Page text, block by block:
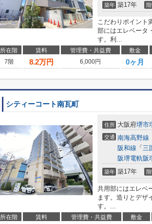
築年 築17年
こだわりポイント
部にはエレベータ
す。利...
所在階 賃料 管理費・共益費 敷金
7階
8.2万円 6,000円 0ヶ月
シティーコート南瓦町
住所 大阪府堺市
交通 南海高野線
阪和線 「 三
阪堺電軌阪
築年 築17年
共用部にはエレベ
ます。造りとデザ
す。...
所在階 賃料 管理費・共益費 敷金